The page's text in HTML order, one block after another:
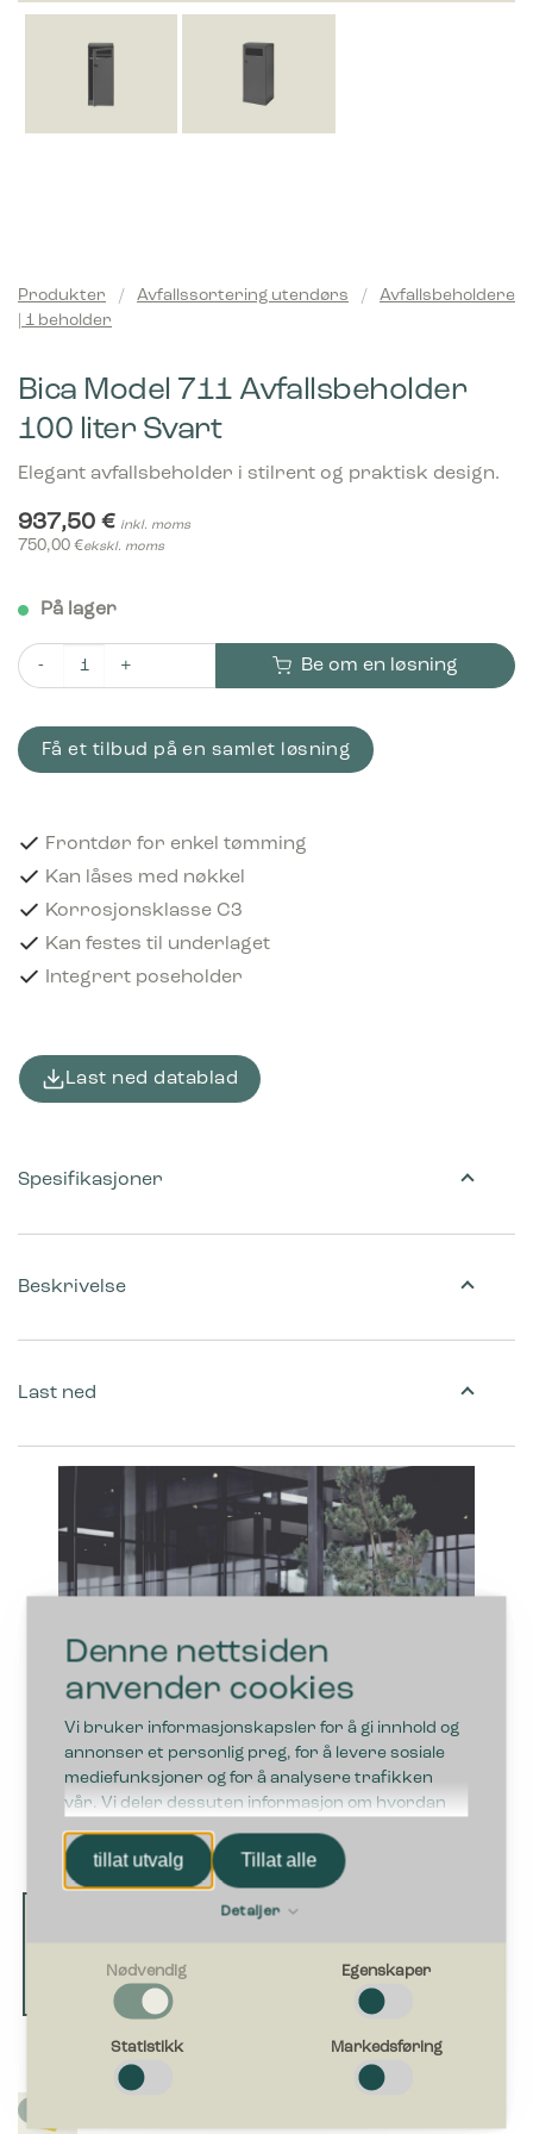
Denne nettsiden
anvender cookies
Vi bruker informasjonskapsler for å gi innhold og
annonser et personlig preg, for å levere sosiale
mediefunksjoner og for å analysere trafikken
vår. Vi deler dessuten informasjon om hvordan
du bruker nettstedet vårt, med partnerne våre
innen sosiale medier, annonsering og
analysearbeid, som kan kombinere den med
annen informasjon du har gjort tilgjengelig for
tillat utvalg Tillat alle
Detaljer
Nødvendig
Nødvendige cookies bidra til å gjøre en nettside brukbart ved
at grunnleggende funksjoner som side navigasjon og tilgang
til sikre områder av nettstedet. Nettstedet kan ikke fungere
Nødvendig Egenskaper
Statistikk Markedsføring
Produkter / Avfallssortering utendørs /
Avfallsbeholdere
| 1 beholder
Bica Model 711 Avfallsbeholder
100 liter Svart
Elegant avfallsbeholder i stilrent og praktisk design.
937,50 € inkl. moms
750,00 €ekskl. moms
På lager
Bica Model 711 Avfallsbeholder 100 liter Svart antall
Be om en løsning
Få et tilbud på en samlet løsning
Frontdør for enkel tømming
Kan låses med nøkkel
Korrosjonsklasse C3
Kan festes til underlaget
Integrert poseholder
Last ned datablad
Beskrivelse
Last ned
Spesifikasjoner